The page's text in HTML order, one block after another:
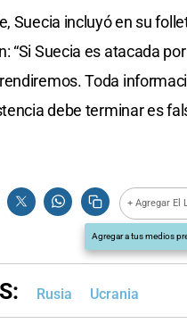
Suecia incluyó en su
“Si Suecia es atacada
Toda
debe terminar es
+ Agregar El
Agregar a tus medios
Rusia Ucrania